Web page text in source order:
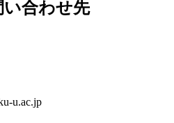
合わせ先
u.ac.jp